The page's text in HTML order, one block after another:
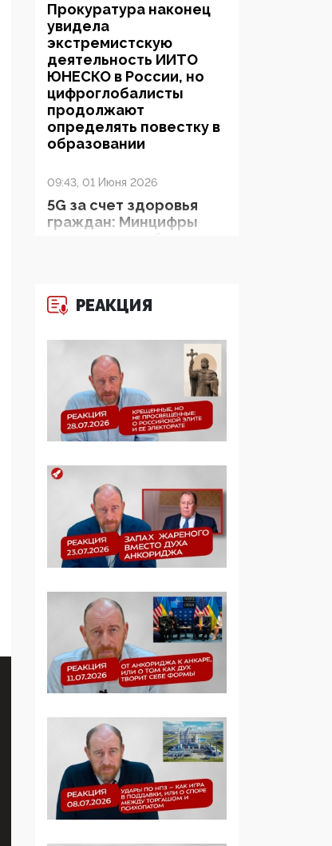
Прокуратура наконец
увидела
экстремистскую
деятельность ИИТО
ЮНЕСКО в России, но
цифроглобалисты
продолжают
определять повестку в
образовании
09:43, 01 Июня 2026
5G за счет здоровья
граждан: Минцифры
и социальные объекты
05:58, 26 Мая 2026
Роскомнадзор
освободили от борца с
деструктивным и
опасным контентом
07:39, 25 Мая 2026
Манифест против
семьи и традиционных
ценностей: «Новые
люди» поднимают
электорат феминисток
мужчинами-«бабуинам
05:08, 15 Мая 2026
Эзотерика,
инфоцыганство и
защиты традиционных
ценностей: кто и с чем
выступал на форуме
«Россия 809. Традиции
будущего»
РЕАКЦИЯ